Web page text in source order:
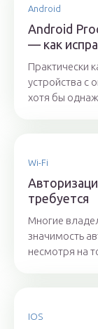
Android
Android
— как
Практически
устройства с
хотя бы
Wi-Fi
требуется
Многие
значимость
несмотря на
IOS